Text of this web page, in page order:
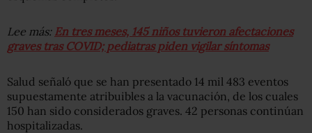
Lee más: En tres meses, 145 niños tuvieron afectaciones
graves tras COVID; pediatras piden vigilar síntomas
Salud señaló que se han presentado 14 mil 483 eventos
supuestamente atribuibles a la vacunación, de los cuales
150 han sido considerados graves. 42 personas continúan
hospitalizadas.